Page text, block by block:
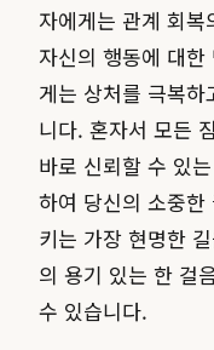
자에게는 관계 회
자신의 행동에 대
게는 상처를 극복
니다. 혼자서 모든
바로 신뢰할 수 있는
하여 당신의 소중
키는 가장 현명한
의 용기 있는 한 걸
수 있습니다.